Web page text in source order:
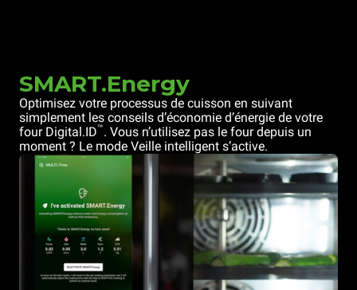
SMART.Energy
Optimisez votre processus de cuisson en suivant
simplement les conseils d’économie d’énergie de votre
four Digital.ID™. Vous n’utilisez pas le four depuis un
moment ? Le mode Veille intelligent s’active.